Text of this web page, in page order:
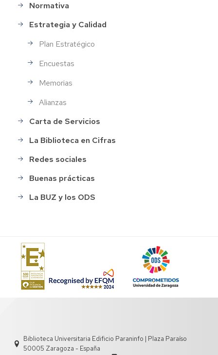
Normativa
Estrategia y Calidad
Plan Estratégico
Encuestas
Memorias
Alianzas
Carta de Servicios
La Biblioteca en Cifras
Redes sociales
Buenas prácticas
La BUZ y los ODS
Biblioteca Universitaria Edificio Paraninfo | Plaza Paraíso
50005 Zaragoza - España